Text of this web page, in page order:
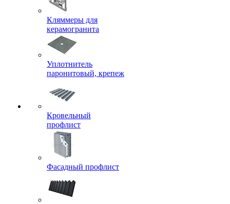
Кляммеры для
керамогранита
Уплотнитель
паронитовый, крепеж
Кровельный
профлист
Фасадный профлист